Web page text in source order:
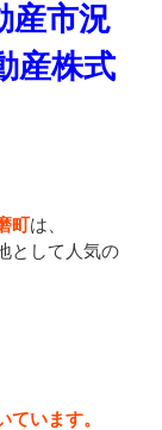
産市況
産株式
町は、
として人気の
ています。